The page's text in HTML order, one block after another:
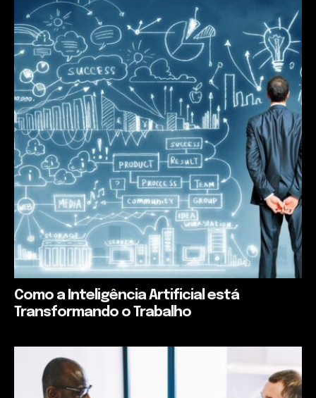
Como a Inteligência Artificial está
Transformando o Trabalho